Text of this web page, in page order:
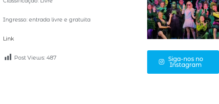
Ingresso: entrada livre e gratuita
Link
Post Views: 487
Siga-nos no
Instagram